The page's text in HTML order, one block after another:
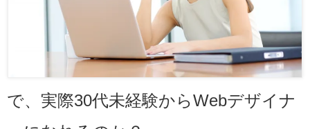
で、実際30代未経験からWebデザイナ